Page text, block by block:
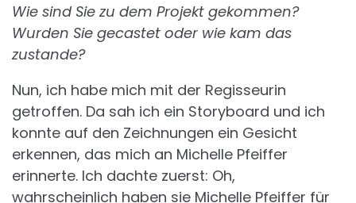
Wie sind Sie zu dem Projekt gekommen?
Wurden Sie gecastet oder wie kam das
zustande?
Nun, ich habe mich mit der Regisseurin
getroffen. Da sah ich ein Storyboard und ich
konnte auf den Zeichnungen ein Gesicht
erkennen, das mich an Michelle Pfeiffer
erinnerte. Ich dachte zuerst: Oh,
wahrscheinlich haben sie Michelle Pfeiffer für